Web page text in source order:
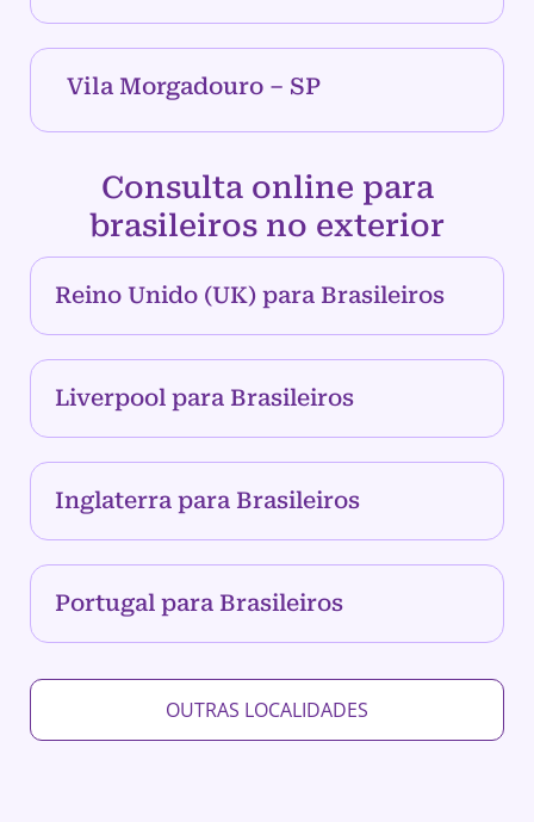
Vila Morgadouro – SP
Consulta online para
brasileiros no exterior
Reino Unido (UK) para Brasileiros
Liverpool para Brasileiros
Inglaterra para Brasileiros
Portugal para Brasileiros
OUTRAS LOCALIDADES